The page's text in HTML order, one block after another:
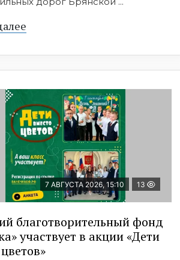
7 АВГУСТА 2026, 15:10 13
благотворительный фонд
участвует в акции «Дети